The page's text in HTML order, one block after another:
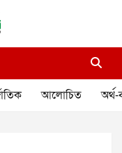
আলোচিত অর্থ-